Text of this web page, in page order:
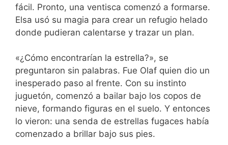
fácil. Pronto, una ventisca comenzó a formarse.
Elsa usó su magia para crear un refugio helado
donde pudieran calentarse y trazar un plan.
«¿Cómo encontrarían la estrella?», se
preguntaron sin palabras. Fue Olaf quien dio un
inesperado paso al frente. Con su instinto
juguetón, comenzó a bailar bajo los copos de
nieve, formando figuras en el suelo. Y entonces
lo vieron: una senda de estrellas fugaces había
comenzado a brillar bajo sus pies.